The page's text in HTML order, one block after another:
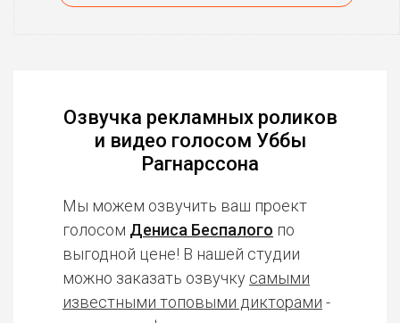
Озвучка рекламных роликов
и видео голосом Уббы
Рагнарссона
Мы можем озвучить ваш проект
голосом Дениса Беспалого по
выгодной цене! В нашей студии
можно заказать озвучку самыми
известными топовыми дикторами -